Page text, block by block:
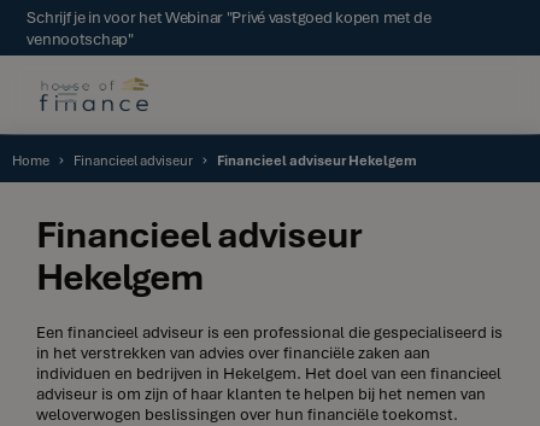
Schrijf je in voor het Webinar "Privé vastgoed kopen met de
vennootschap"
Home Financieel adviseur Financieel adviseur Hekelgem
Financieel adviseur
Hekelgem
Een financieel adviseur is een professional die gespecialiseerd is
in het verstrekken van advies over financiële zaken aan
individuen en bedrijven in Hekelgem. Het doel van een financieel
adviseur is om zijn of haar klanten te helpen bij het nemen van
weloverwogen beslissingen over hun financiële toekomst.